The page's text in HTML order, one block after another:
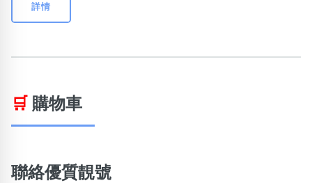
詳情
🛒 購物車
聯絡優質靚號